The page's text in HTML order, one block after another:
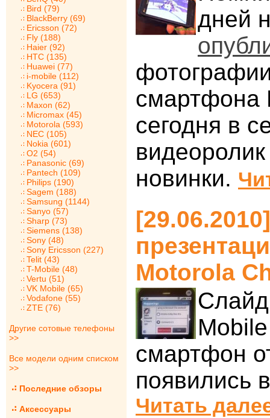
Bird (79)
BlackBerry (69)
Ericsson (72)
Fly (188)
Haier (92)
HTC (135)
Huawei (77)
i-mobile (112)
Kyocera (91)
LG (653)
Maxon (62)
Micromax (45)
Motorola (593)
NEC (105)
Nokia (601)
O2 (54)
Panasonic (69)
Pantech (109)
Philips (190)
Sagem (188)
Samsung (1144)
Sanyo (57)
Sharp (73)
Siemens (138)
Sony (48)
Sony Ericsson (227)
Telit (43)
T-Mobile (48)
Vertu (51)
VK Mobile (65)
Vodafone (55)
ZTE (76)
Другие сотовые телефоны
>>
Все модели одним списком
>>
Последние обзоры
Аксессуары
дней
смартфона
сегодня в
новинки.
Motorola
смартфон
появились
Читать